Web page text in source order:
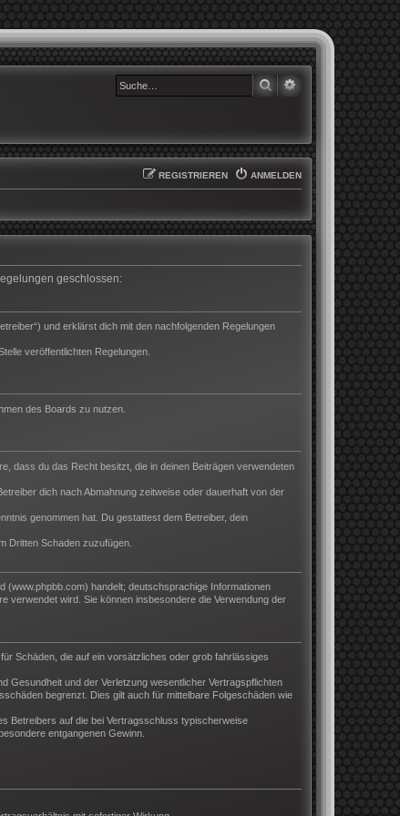
SUCHE
ANMELDEN
REGISTRIEREN
geschlossen:
und erklärst dich mit den nachfolgenden Regelungen
veröffentlichten Regelungen.
des Boards zu nutzen.
dass du das Recht besitzt, die in deinen Beiträgen verwendeten
dich nach Abmahnung zeitweise oder dauerhaft von der
genommen hat. Du gestattest dem Betreiber, dein
Dritten Schaden zuzufügen.
(www.phpbb.com) handelt; deutschsprachige Informationen
verwendet wird. Sie können insbesondere die Verwendung der
Schäden, die auf ein vorsätzliches oder grob fahrlässiges
Gesundheit und der Verletzung wesentlicher Vertragspflichten
begrenzt. Dies gilt auch für mittelbare Folgeschäden wie
Betreibers auf die bei Vertragsschluss typischerweise
entgangenen Gewinn.